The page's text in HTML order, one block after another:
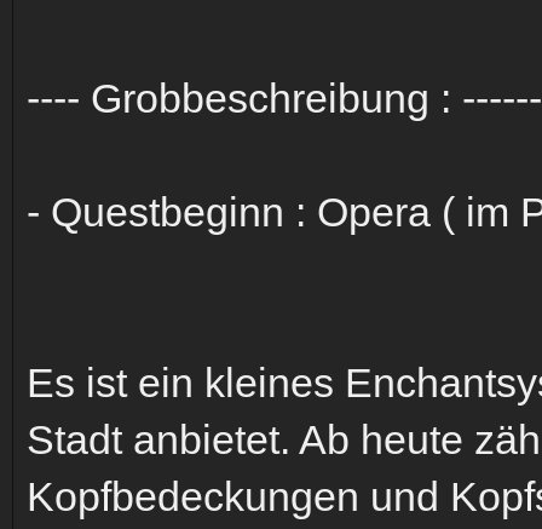
---- Grobbeschreibung :
- Questbeginn : Opera ( im
Es ist ein kleines
Stadt anbietet. Ab heute
Kopfbedeckungen und